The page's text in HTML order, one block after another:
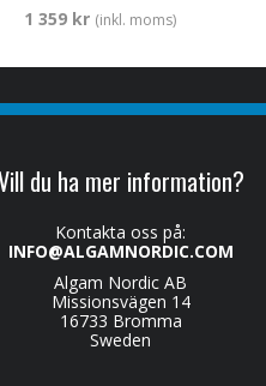
1 359 kr (inkl. moms)
du ha mer information?
Kontakta oss på:
INFO@ALGAMNORDIC.COM
Algam Nordic AB
Missionsvägen 14
16733 Bromma
Sweden